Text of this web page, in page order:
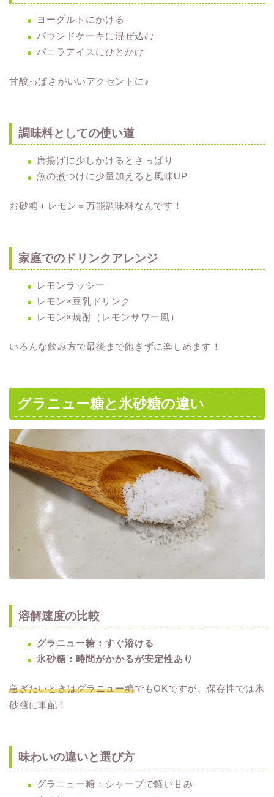
ヨーグルトにかける
パウンドケーキに混ぜ込む
バニラアイスにひとかけ
甘酸っぱさがいいアクセントに♪
調味料としての使い道
唐揚げに少しかけるとさっぱり
魚の煮つけに少量加えると風味UP
お砂糖＋レモン＝万能調味料なんです！
家庭でのドリンクアレンジ
レモンラッシー
レモン×豆乳ドリンク
レモン×焼酎（レモンサワー風）
いろんな飲み方で最後まで飽きずに楽しめます！
グラニュー糖と氷砂糖の違い
溶解速度の比較
グラニュー糖：すぐ溶ける
氷砂糖：時間がかかるが安定性あり
急ぎたいときはグラニュー糖でもOKですが、保存性では氷
砂糖に軍配！
味わいの違いと選び方
グラニュー糖：シャープで軽い甘み